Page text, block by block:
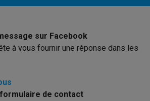
une montre connectée
outlet
sur Facebook
à vous fournir une réponse dans les
de contact